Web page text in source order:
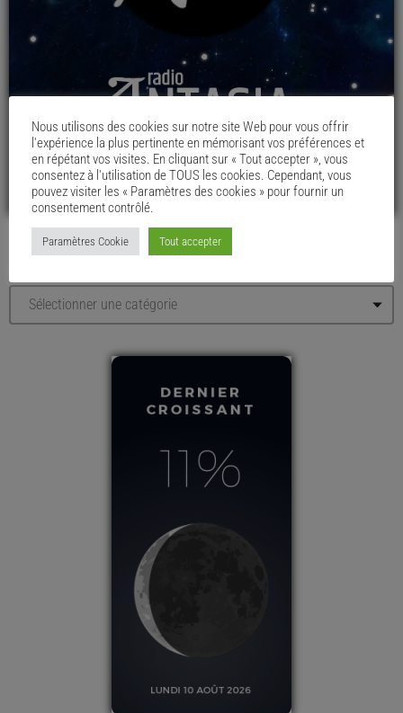
LE MENU DU CHAUDRON
Nous utilisons des cookies sur notre site Web pour vous offrir
l'expérience la plus pertinente en mémorisant vos préférences et
en répétant vos visites. En cliquant sur « Tout accepter », vous
consentez à l'utilisation de TOUS les cookies. Cependant, vous
pouvez visiter les « Paramètres des cookies » pour fournir un
consentement contrôlé.
Paramètres Cookie Tout accepter